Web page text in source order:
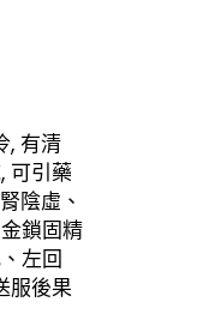
有清
可引藥
陰虛、
鎖固精
左回
服後果